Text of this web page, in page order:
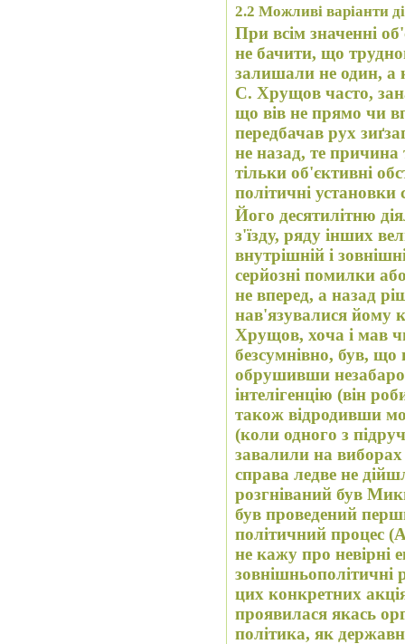
2.2 Можливі варіанти
При всім значенні
не бачити, що труднощі, що виникали, як правило,
залишали не один, а
С. Хрущов часто,
що вів не прямо чи вперед зовсім не вперед, а
передбачав рух
не назад, те причина
тільки об'єктивні
політичні установки
Його десятилітню
з'їзду, ряду інших
внутрішній і
серйозні помилки
не вперед, а назад
нав'язувалися йому
Хрущов, хоча і мав
безсумнівно, був,
обрушивши
інтелігенцію (він
також відродивши
(коли одного з
завалили на
справа ледве не
розгніваний був
був проведений
політичний процес
не кажу про невірні
зовнішньополітичні
цих конкретних
проявилася якась
політика, як